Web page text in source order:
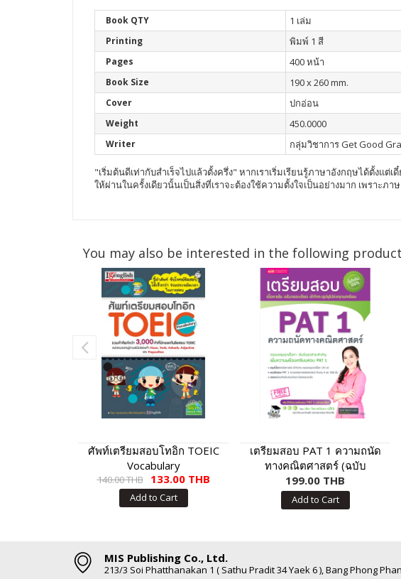
Book QTY 1 เล่ม
Printing พิมพ์ 1 สี
Pages 400 หน้า
Book Size 190 x 260 mm.
Cover ปกอ่อน
Weight 450.0000
Writer กลุ่มวิชาการ Get Good
"เริ่มต้นดีเท่ากับสำเร็จไปแล้วตั้งครึ่ง" หากเราเริ่มเรียนรู้ภาษาอังกฤษได้ตั้งแ
ให้ผ่านในครั้งเดียวนั้นเป็นสิ่งที่เราจะต้องใช้ความตั้งใจเป็นอย่างมาก เพรา
You may also be interested in the following
ศัพท์เตรียมสอบโทอิก TOEIC
Vocabulary
140.00 THB 133.00 THB
Add to Cart
เตรียมสอบ PAT 1 ความถนัด
ทางคณิตศาสตร์ (ฉบับ
ปรับปรุง)
199.00 THB
Add to Cart
MIS Publishing Co., Ltd.
213/3 Soi Phatthanakan 1 ( Sathu Pradit 34 Yaek 6 ), Bang Phong